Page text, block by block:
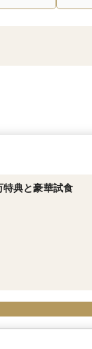
典と豪華試食